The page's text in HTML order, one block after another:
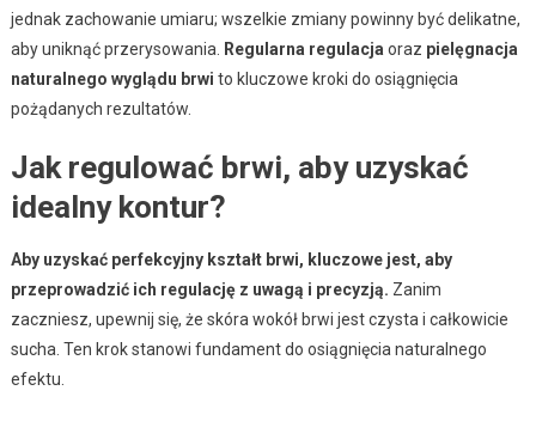
jednak zachowanie umiaru; wszelkie zmiany powinny być delikatne,
aby uniknąć przerysowania.
Regularna regulacja oraz pielęgnacja
naturalnego wyglądu brwi to kluczowe kroki do osiągnięcia
pożądanych rezultatów.
Jak regulować brwi, aby uzyskać
idealny kontur?
Aby uzyskać perfekcyjny kształt brwi, kluczowe jest, aby
przeprowadzić ich regulację z uwagą i precyzją. Zanim
zaczniesz, upewnij się, że skóra wokół brwi jest czysta i całkowicie
sucha. Ten krok stanowi fundament do osiągnięcia naturalnego
efektu.